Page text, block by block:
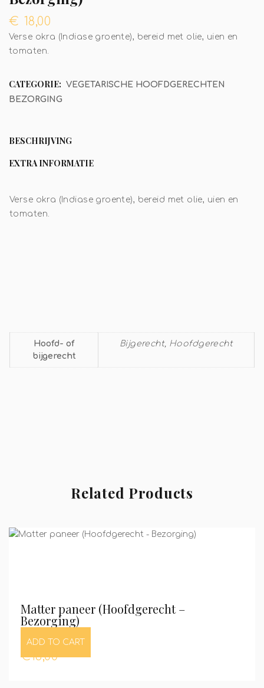
€ 18,00
Verse okra (Indiase groente), bereid met olie, uien en
tomaten.
CATEGORIE: VEGETARISCHE HOOFDGERECHTEN
BEZORGING
BESCHRIJVING
EXTRA INFORMATIE
Verse okra (Indiase groente), bereid met olie, uien en
tomaten.
Hoofd- of
bijgerecht
Bijgerecht, Hoofdgerecht
Related Products
Matter paneer (Hoofdgerecht –
Bezorging)
ADD TO CART
€16,00